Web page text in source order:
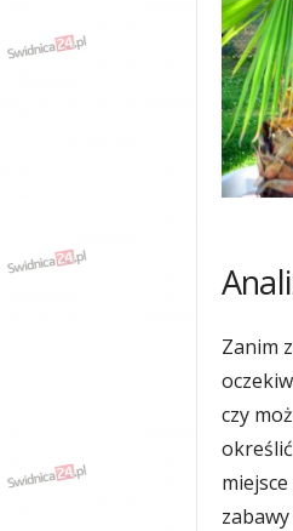
Zanim
czy